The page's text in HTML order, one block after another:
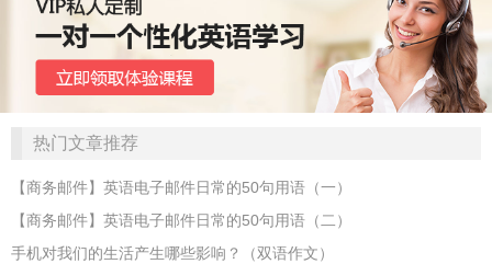
热门文章推荐
【商务邮件】英语电子邮件日常的50句用语（一）
【商务邮件】英语电子邮件日常的50句用语（二）
手机对我们的生活产生哪些影响？（双语作文）